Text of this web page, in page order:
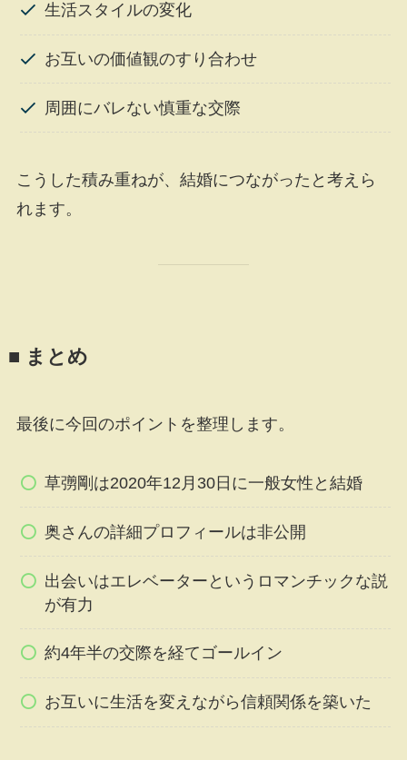
生活スタイルの変化
お互いの価値観のすり合わせ
周囲にバレない慎重な交際
こうした積み重ねが、結婚につながったと考えら
れます。
■ まとめ
最後に今回のポイントを整理します。
草彅剛は2020年12月30日に一般女性と結婚
奥さんの詳細プロフィールは非公開
出会いはエレベーターというロマンチックな説
が有力
約4年半の交際を経てゴールイン
お互いに生活を変えながら信頼関係を築いた